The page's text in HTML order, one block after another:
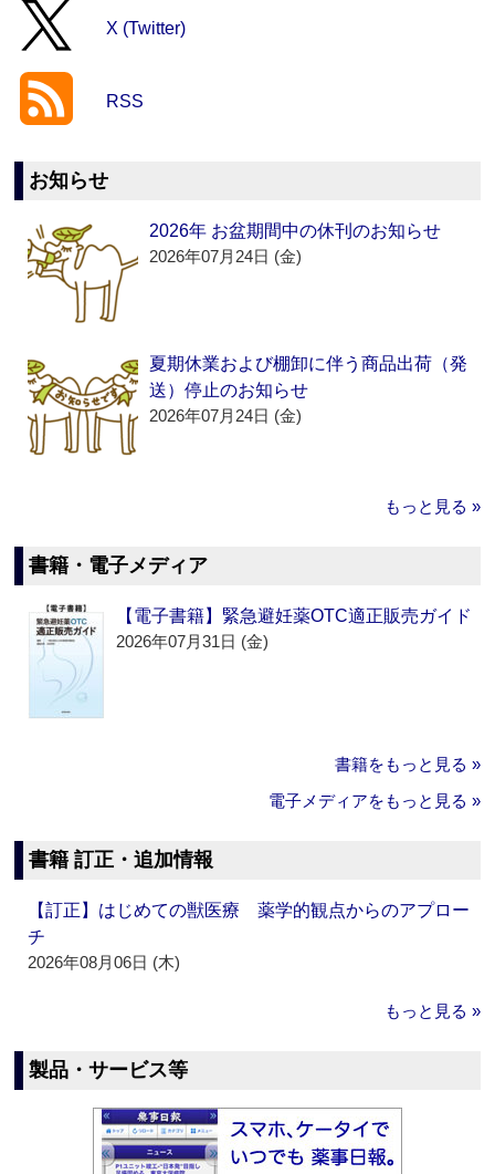
X (Twitter)
RSS
お知らせ
2026年 お盆期間中の休刊のお知らせ
2026年07月24日 (金)
夏期休業および棚卸に伴う商品出荷（発
送）停止のお知らせ
2026年07月24日 (金)
もっと見る »
書籍・電子メディア
【電子書籍】緊急避妊薬OTC適正販売ガイド
2026年07月31日 (金)
書籍をもっと見る »
電子メディアをもっと見る »
書籍 訂正・追加情報
【訂正】はじめての獣医療 薬学的観点からのアプロー
チ
2026年08月06日 (木)
もっと見る »
製品・サービス等